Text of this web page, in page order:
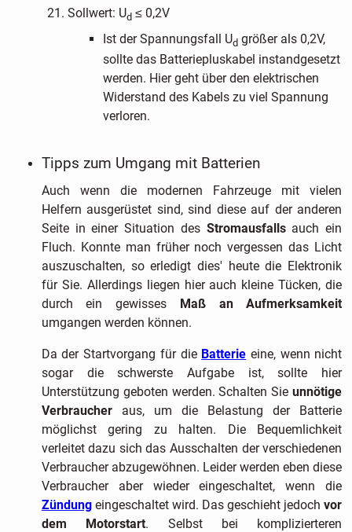
Sollwert: Ud ≤ 0,2V
Ist der Spannungsfall Ud größer als 0,2V,
sollte das Batteriepluskabel instandgesetzt
werden. Hier geht über den elektrischen
Widerstand des Kabels zu viel Spannung
verloren.
Tipps zum Umgang mit Batterien
Auch wenn die modernen Fahrzeuge mit vielen
Helfern ausgerüstet sind, sind diese auf der anderen
Seite in einer Situation des Stromausfallsauch ein
Fluch. Konnte man früher noch vergessen das Licht
auszuschalten, so erledigt dies' heute die Elektronik
für Sie. Allerdings liegen hier auch kleine Tücken, die
durch ein gewisses Maß an Aufmerksamkeit
umgangen werden können.
Da der Startvorgang für die Batterie eine, wenn nicht
sogar die schwerste Aufgabe ist, sollte hier
Unterstützung geboten werden. Schalten Sieunnötige
Verbraucheraus, um die Belastung der Batterie
möglichst gering zu halten. Die Bequemlichkeit
verleitet dazu sich das Ausschalten der verschiedenen
Verbraucher abzugewöhnen. Leider werden eben diese
Verbraucher aber wieder eingeschaltet, wenn die
Zündungeingeschaltet wird. Das geschieht jedochvor
dem Motorstart. Selbst bei komplizierteren